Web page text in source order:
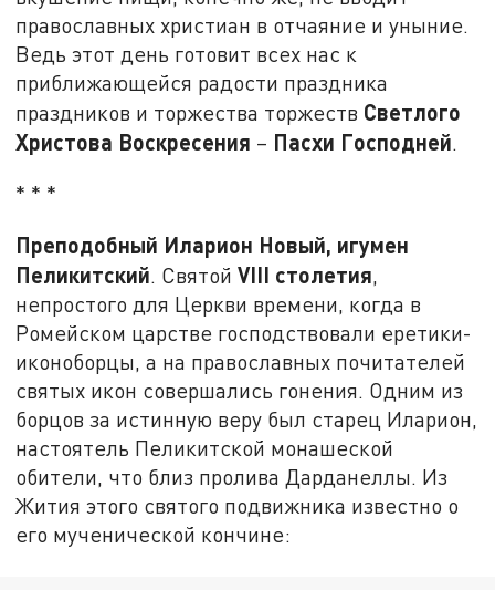
православных христиан в отчаяние и уныние.
Ведь этот день готовит всех нас к
приближающейся радости праздника
праздников и торжества торжеств Светлого
Христова Воскресения – Пасхи Господней.
* * *
Преподобный Иларион Новый, игумен
Пеликитский . СвятойVIII столетия
непростого для Церкви времени, когда в
Ромейском царстве господствовали еретики-
иконоборцы, а на православных почитателей
святых икон совершались гонения. Одним из
борцов за истинную веру был старец Иларион,
настоятель Пеликитской монашеской
обители, что близ пролива Дарданеллы. Из
Жития этого святого подвижника известно о
его мученической кончине: